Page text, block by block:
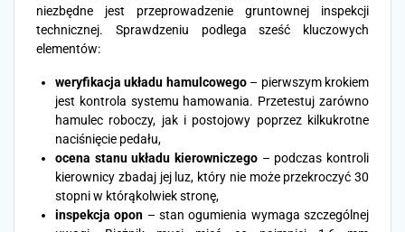
niezbędne jest przeprowadzenie gruntownej inspekcji
technicznej. Sprawdzeniu podlega sześć kluczowych
elementów:
weryfikacja układu hamulcowego– pierwszym krokiem
jest kontrola systemu hamowania. Przetestuj zarówno
hamulec roboczy, jak i postojowy poprzez kilkukrotne
naciśnięcie pedału,
ocena stanu układu kierowniczego – podczas kontroli
kierownicy zbadaj jej luz, który nie może przekroczyć 30
stopni w którąkolwiek stronę,
inspekcja opon – stan ogumienia wymaga szczególnej